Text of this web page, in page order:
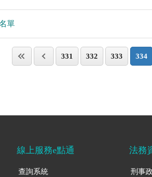
單
331 332 333 334
線上服務e點通
查詢系統
法務
刑事